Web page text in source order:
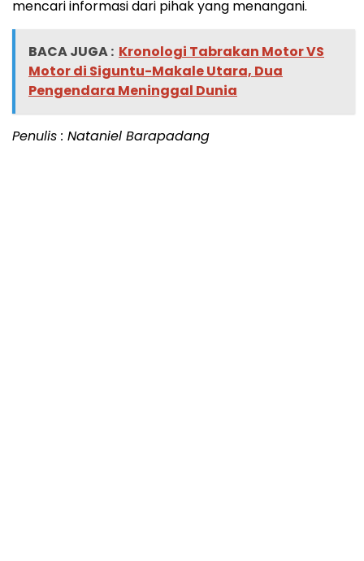
mencari informasi dari pihak yang menangani.
BACA JUGA : Kronologi Tabrakan Motor VS
Motor di Siguntu-Makale Utara, Dua
Pengendara Meninggal Dunia
Penulis : Nataniel Barapadang